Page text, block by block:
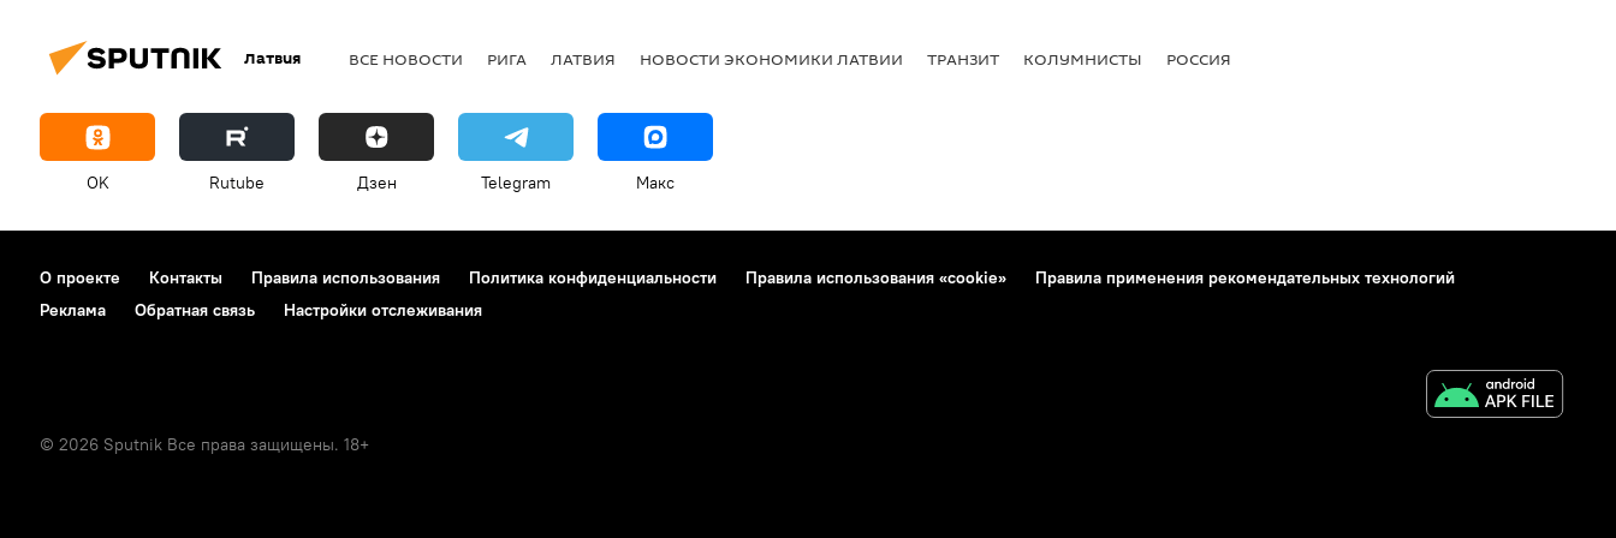
Латвия ВСЕ НОВОСТИ РИГА ЛАТВИЯ НОВОСТИ ЭКОНОМИКИ ЛАТВИИ ТРАНЗИТ КОЛУМНИСТЫ РОССИЯ
OK Rutube Дзен Telegram Макс
О проекте Контакты Правила использования Политика конфиденциальности Правила использования «cookie»
Правила применения рекомендательных технологий
Реклама
Обратная связь Настройки отслеживания
© 2026 Sputnik Все права защищены. 18+